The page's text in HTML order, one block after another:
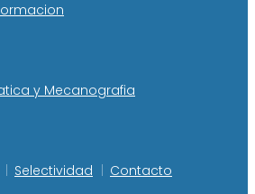
y Mecanografia
Selectividad Contacto